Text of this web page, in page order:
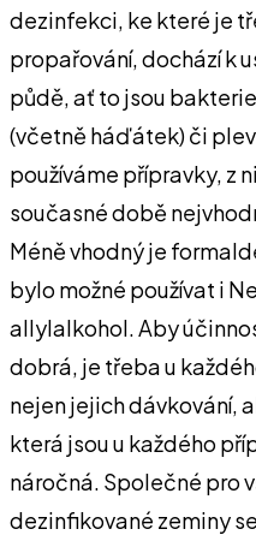
dezinfekci, ke které je
propařování, dochází k
půdě, ať to jsou
(včetně háďátek) či
používáme přípravky, z
současné době
Méně vhodný je
bylo možné používat i
allylalkohol. Aby
dobrá, je třeba u
nejen jejich dávkování,
která jsou u každého
náročná. Společné pro
dezinfikované zeminy